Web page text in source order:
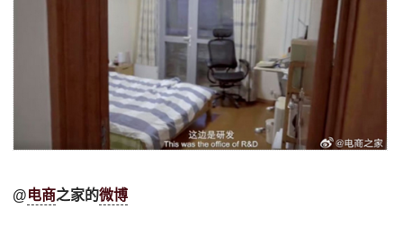
@电商之家的微博